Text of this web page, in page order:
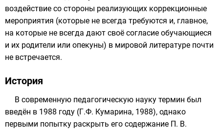
воздействие со стороны реализующих коррекционные
мероприятия (которые не всегда требуются и, главное,
на которые не всегда дают своё согласие обучающиеся
и их родители или опекуны) в мировой литературе почти
не встречается.
История
В современную педагогическую науку термин был
введён в 1988 году (Г.Ф. Кумарина, 1988), однако
первыми попытку раскрыть его содержание П. В.